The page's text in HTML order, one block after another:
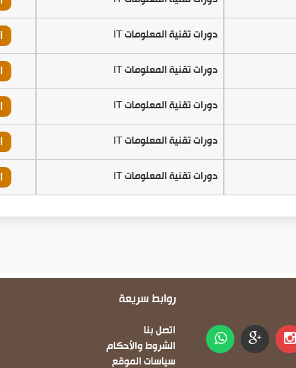
دورات تقنية المعلومات IT
دورات تقنية المعلومات IT
دورات تقنية المعلومات IT
دورات تقنية المعلومات IT
دورات تقنية المعلومات IT
روابط سريعة
Footer
اتصل بنا
الشروط والأحكام
سياسات الموقع